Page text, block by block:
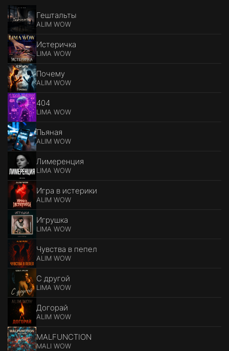
Гештальты
ALIM WOW
Истеричка
LIMA WOW
Почему
ALIM WOW
404
LIMA WOW
Пьяная
ALIM WOW
Лимеренция
LIMA WOW
Игра в истерики
ALIM WOW
Игрушка
LIMA WOW
Чувства в пепел
ALIM WOW
С другой
LIMA WOW
Догорай
ALIM WOW
MALFUNCTION
MALI WOW